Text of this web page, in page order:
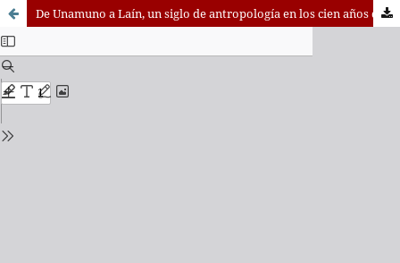
De Unamuno a Laín, un siglo de antropología en los cien años de «Razón y fe»